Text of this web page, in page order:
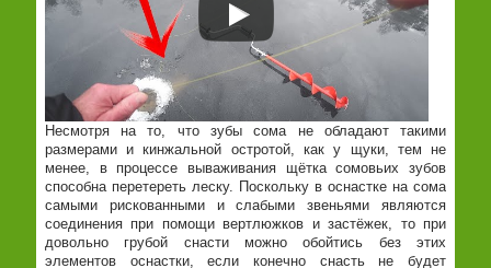
Несмотря на то, что зубы сома не обладают такими
размерами и кинжальной остротой, как у щуки, тем не
менее, в процессе вываживания щётка сомовьих зубов
способна перетереть леску. Поскольку в оснастке на сома
самыми рискованными и слабыми звеньями являются
соединения при помощи вертлюжков и застёжек, то при
довольно грубой снасти можно обойтись без этих
элементов оснастки, если конечно снасть не будет